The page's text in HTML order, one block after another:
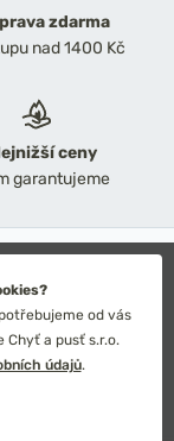
zdarma
nad 1400 Kč
ceny
garantujeme
od vás
Chyť a pusť s.r.o.
údajů.